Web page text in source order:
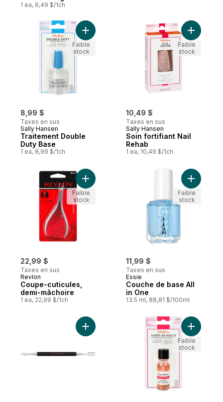
swipe & go
1 ea, 6,49 $/1ch
8,99 $
Taxes en sus
Sally Hansen
Traitement Double
Duty Base
1 ea, 8,99 $/1ch
Ajouter Traitement Double Duty Base au
Faible
stock
10,49 $
Taxes en sus
Sally Hansen
Soin fortifiant Nail
Rehab
1 ea, 10,49 $/1ch
Ajouter
Faible
stock
22,99 $
Taxes en sus
Revlon
Coupe-cuticules,
demi-mâchoire
1 ea, 22,99 $/1ch
Ajouter Coupe-cuticules, demi-mâchoire
Faible
stock
11,99 $
Taxes en sus
Essie
Couche de base All
in One
13.5 ml, 88,81 $/100ml
Ajouter
Faible
stock
Ajouter Stainless Steel Cure-OnglesAjouter
Faible
stock